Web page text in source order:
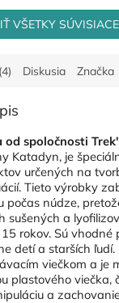
VŠETKY
Diskusia Značka
od spoločnosti
Katadyn, je
určených na
Tieto výrobky
počas núdze,
sušených a
rokov. Sú vhodné
detí a starších
viečkom a je
plastového viečka,
a